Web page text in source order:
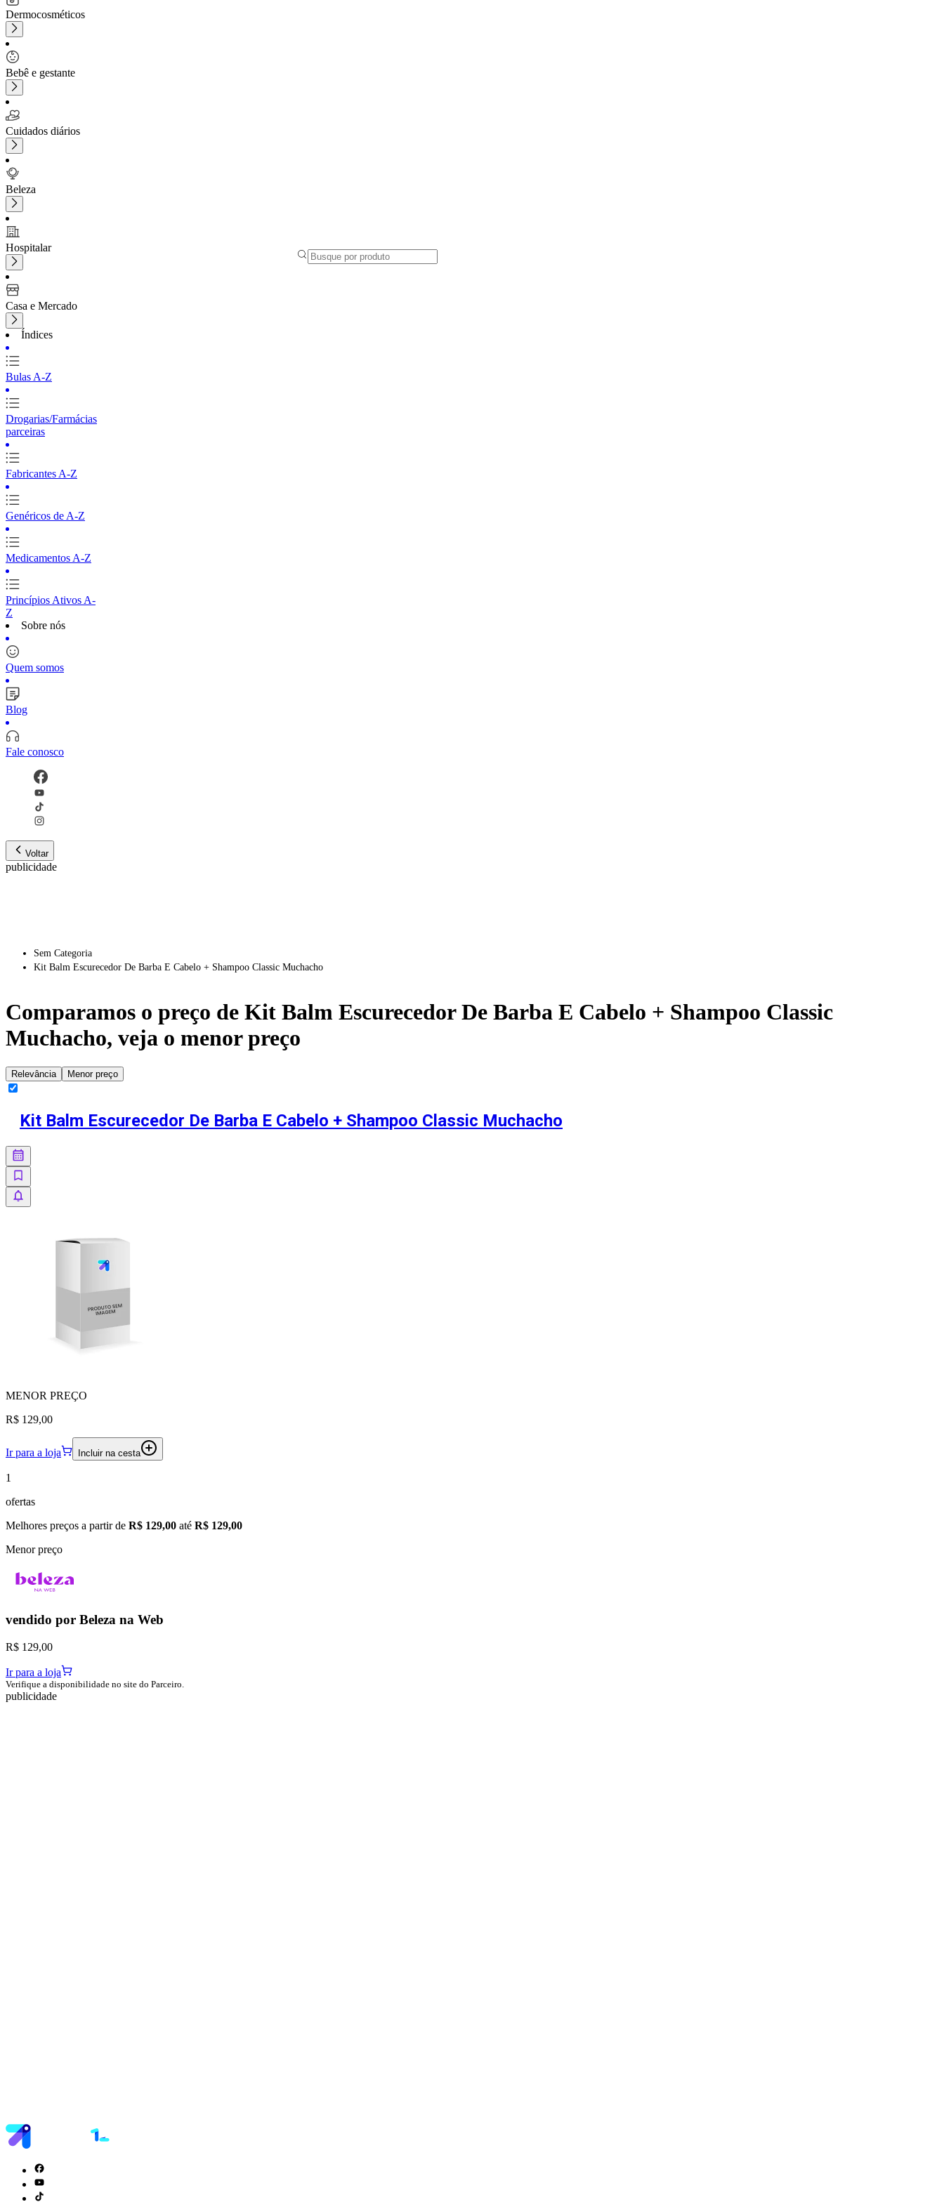
Dermocosméticos
Bebê e gestante
Cuidados diários
Beleza
Hospitalar
Casa e Mercado
Índices
Bulas A-Z
Drogarias/Farmácias
parceiras
Fabricantes A-Z
Genéricos de A-Z
Medicamentos A-Z
Princípios Ativos A-
Z
Sobre nós
Quem somos
Blog
Fale conosco
Voltar
publicidade
Sem Categoria
Kit Balm Escurecedor De Barba E Cabelo + Shampoo Classic Muchacho
Comparamos o preço de Kit Balm Escurecedor De Barba E Cabelo + Shampoo Classic
Muchacho, veja o menor preço
Relevância Menor preço
Kit Balm Escurecedor De Barba E Cabelo + Shampoo Classic Muchacho
MENOR PREÇO
R$ 129,00
Ir para a loja Incluir na cesta
1
ofertas
Melhores preços a partir de R$ 129,00 até R$ 129,00
Menor preço
vendido por Beleza na Web
R$ 129,00
Ir para a loja
Verifique a disponibilidade no site do Parceiro.
publicidade